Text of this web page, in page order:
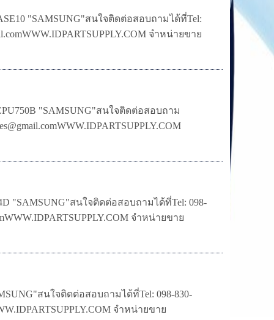
"SAMSUNG"สนใจติดต่อสอบถามได้ที่Tel:
จำหน่ายขาย
"SAMSUNG"สนใจติดต่อสอบถาม
"SAMSUNG"สนใจติดต่อสอบถามได้ที่Tel: 098-
จำหน่ายขาย
สนใจติดต่อสอบถามได้ที่Tel: 098-830-
จำหน่ายขาย